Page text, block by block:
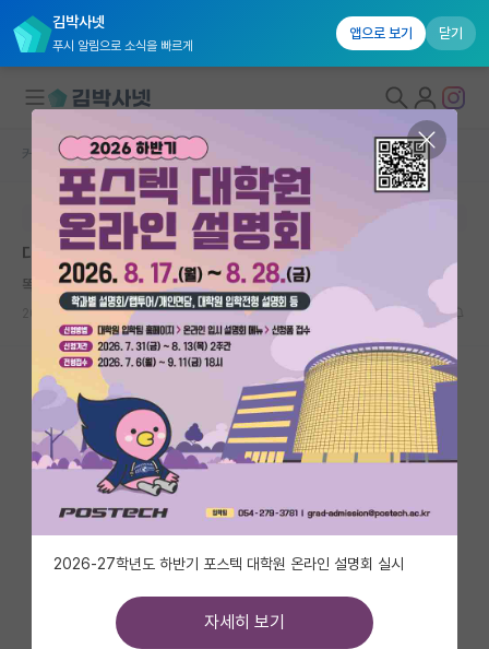
김박사넷
푸시 알림으로 소식을 빠르게
앱으로 보기 닫기
대학원생 모집
국내대학원 정보
연구실&오픈랩
커뮤니티
커뮤니티 홈
전체글보기
베스트 게시판
IF 명예의전당
자유 게시판(아무개랩)
미국 유학 게시판
미국 대학원 합격 후기 게시판
커뮤니티 홈 자유 게시판(아무개랩)
본문이 수정되지 않는 박제글입니다.
대학원 진학 분야 고민입니다..
똑똑한 소크라테스
2023.11.27 4 1198
2026-27학년도 하반기 포스텍 대학원 온라인 설명회 실시
자세히 보기